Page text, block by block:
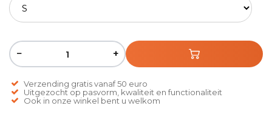
− +
Verzending gratis vanaf 50 euro
Uitgezocht op pasvorm, kwaliteit en functionaliteit
Ook in onze winkel bent u welkom